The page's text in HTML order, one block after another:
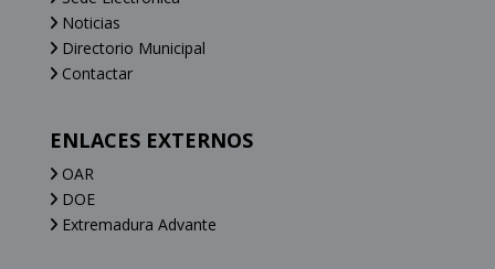
Noticias
Directorio Municipal
Contactar
ENLACES EXTERNOS
OAR
DOE
Extremadura Advante